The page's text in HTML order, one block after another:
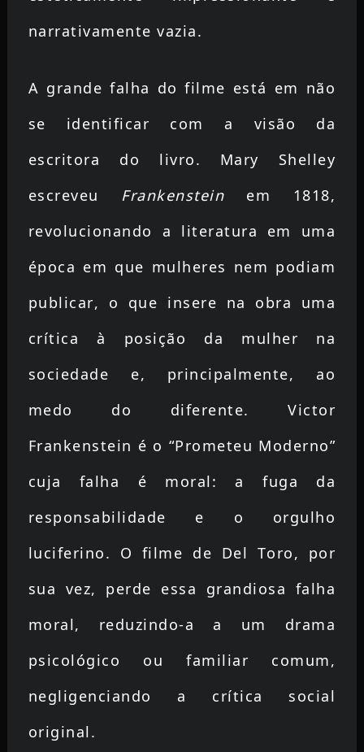
narrativamente vazia.
A grande falha do filme está em não
se identificar com a visão da
escritora do livro. Mary Shelley
escreveu Frankenstein em 1818,
revolucionando a literatura em uma
época em que mulheres nem podiam
publicar, o que insere na obra uma
crítica à posição da mulher na
sociedade e, principalmente, ao
medo do diferente. Victor
Frankenstein é o “Prometeu Moderno”
cuja falha é moral: a fuga da
responsabilidade e o orgulho
luciferino. O filme de Del Toro, por
sua vez, perde essa grandiosa falha
moral, reduzindo-a a um drama
psicológico ou familiar comum,
negligenciando a crítica social
original.